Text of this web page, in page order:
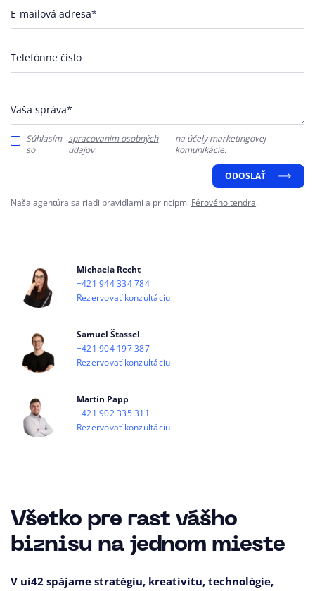
Michaela Recht
+421 944 334 784
Rezervovať konzultáciu
Samuel Štassel
+421 904 197 387
Rezervovať konzultáciu
Martin Papp
+421 902 335 311
Rezervovať konzultáciu
E-mailová adresa*
Telefónne číslo
Vaša správa*
Súhlasím
so
spracovaním osobných
údajov
na účely marketingovej
komunikácie.
ODOSLAŤ
Naša agentúra sa riadi pravidlami a princípmi Férového tendra.
Všetko pre rast vášho
biznisu na jednom mieste
V ui42 spájame stratégiu, kreativitu, technológie,